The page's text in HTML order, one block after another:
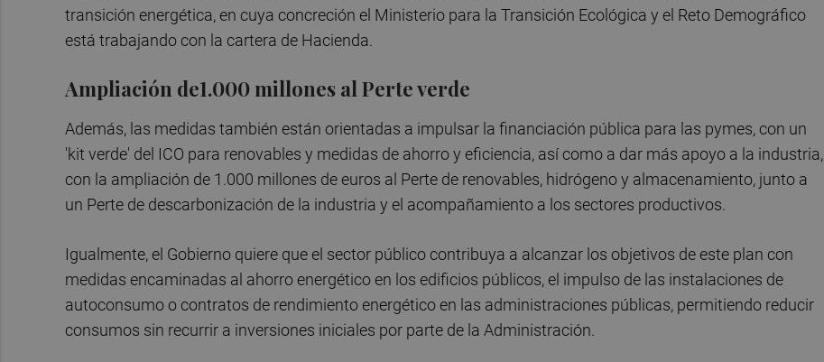
transición energética, en cuya concreción el Ministerio para la Transición Ecológica y el Reto Demográfico
está trabajando con la cartera de Hacienda.
Ampliación de1.000 millones al Perte verde
Además, las medidas también están orientadas a impulsar la financiación pública para las pymes, con un
'kit verde' del ICO para renovables y medidas de ahorro y eficiencia, así como a dar más apoyo a la industria,
con la ampliación de 1.000 millones de euros al Perte de renovables, hidrógeno y almacenamiento, junto a
un Perte de descarbonización de la industria y el acompañamiento a los sectores productivos.
Igualmente, el Gobierno quiere que el sector público contribuya a alcanzar los objetivos de este plan con
medidas encaminadas al ahorro energético en los edificios públicos, el impulso de las instalaciones de
autoconsumo o contratos de rendimiento energético en las administraciones públicas, permitiendo reducir
consumos sin recurrir a inversiones iniciales por parte de la Administración.